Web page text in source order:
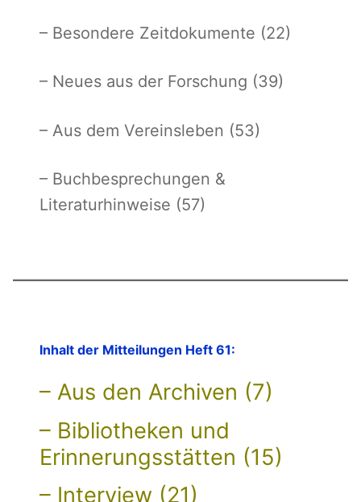
– Besondere Zeitdokumente (22)
– Neues aus der Forschung (39)
– Aus dem Vereinsleben (53)
– Buchbesprechungen &
Literaturhinweise (57)
Inhalt der Mitteilungen Heft 61:
– Aus den Archiven (7)
– Bibliotheken und
Erinnerungsstätten (15)
– Interview (21)